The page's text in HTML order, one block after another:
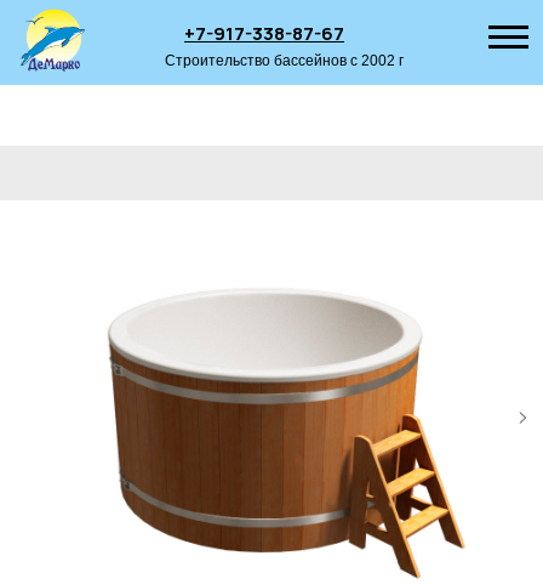
Строительство бассейнов с 2002 г
+7-917-338-87-67